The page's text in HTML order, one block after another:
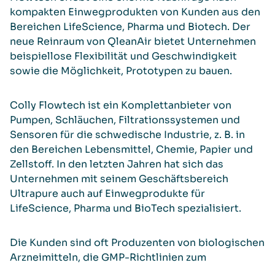
kompakten Einwegprodukten von Kunden aus den
Bereichen LifeScience, Pharma und Biotech. Der
neue Reinraum von QleanAir bietet Unternehmen
beispiellose Flexibilität und Geschwindigkeit
sowie die Möglichkeit, Prototypen zu bauen.
Colly Flowtech ist ein Komplettanbieter von
Pumpen, Schläuchen, Filtrationssystemen und
Sensoren für die schwedische Industrie, z. B. in
den Bereichen Lebensmittel, Chemie, Papier und
Zellstoff. In den letzten Jahren hat sich das
Unternehmen mit seinem Geschäftsbereich
Ultrapure auch auf Einwegprodukte für
LifeScience, Pharma und BioTech spezialisiert.
Die Kunden sind oft Produzenten von biologischen
Arzneimitteln, die GMP-Richtlinien zum